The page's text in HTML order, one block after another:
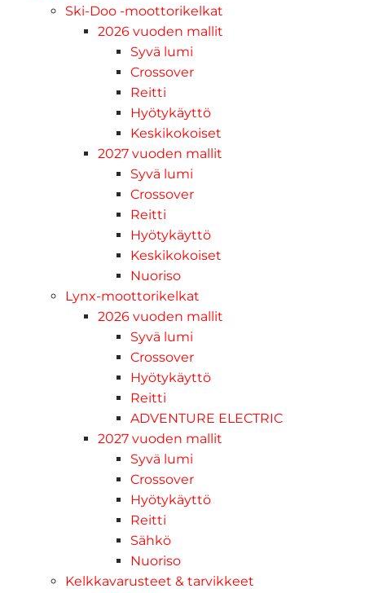
Ski-Doo -moottorikelkat
2026 vuoden mallit
Syvä lumi
Crossover
Reitti
Hyötykäyttö
Keskikokoiset
2027 vuoden mallit
Syvä lumi
Crossover
Reitti
Hyötykäyttö
Keskikokoiset
Nuoriso
Lynx-moottorikelkat
2026 vuoden mallit
Syvä lumi
Crossover
Hyötykäyttö
Reitti
ADVENTURE ELECTRIC
2027 vuoden mallit
Syvä lumi
Crossover
Hyötykäyttö
Reitti
Sähkö
Nuoriso
Kelkkavarusteet & tarvikkeet